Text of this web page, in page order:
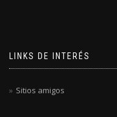
LINKS DE INTERÉS
Sitios amigos